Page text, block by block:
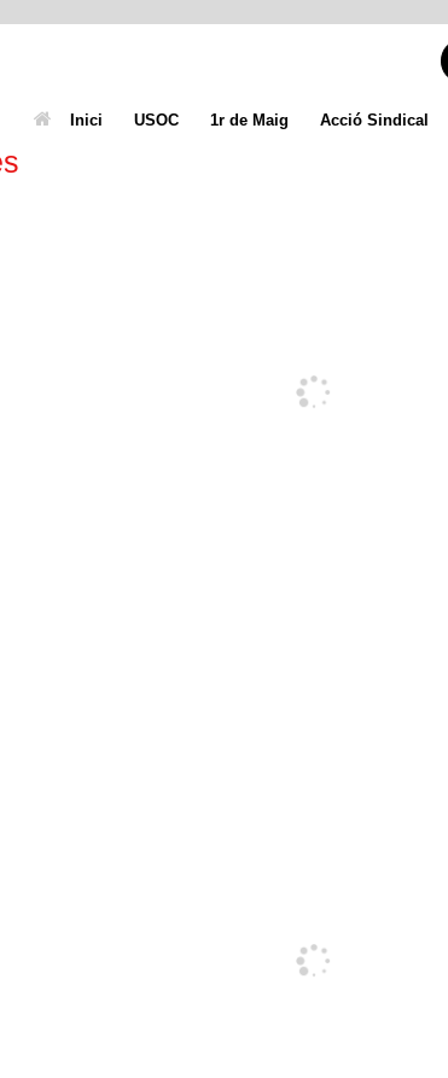
Inici USOC 1r de Maig Acció Sindical